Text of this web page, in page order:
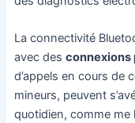
La connectivité
avec des connexions
d’appels en cours de
mineurs, peuvent
quotidien, comme me